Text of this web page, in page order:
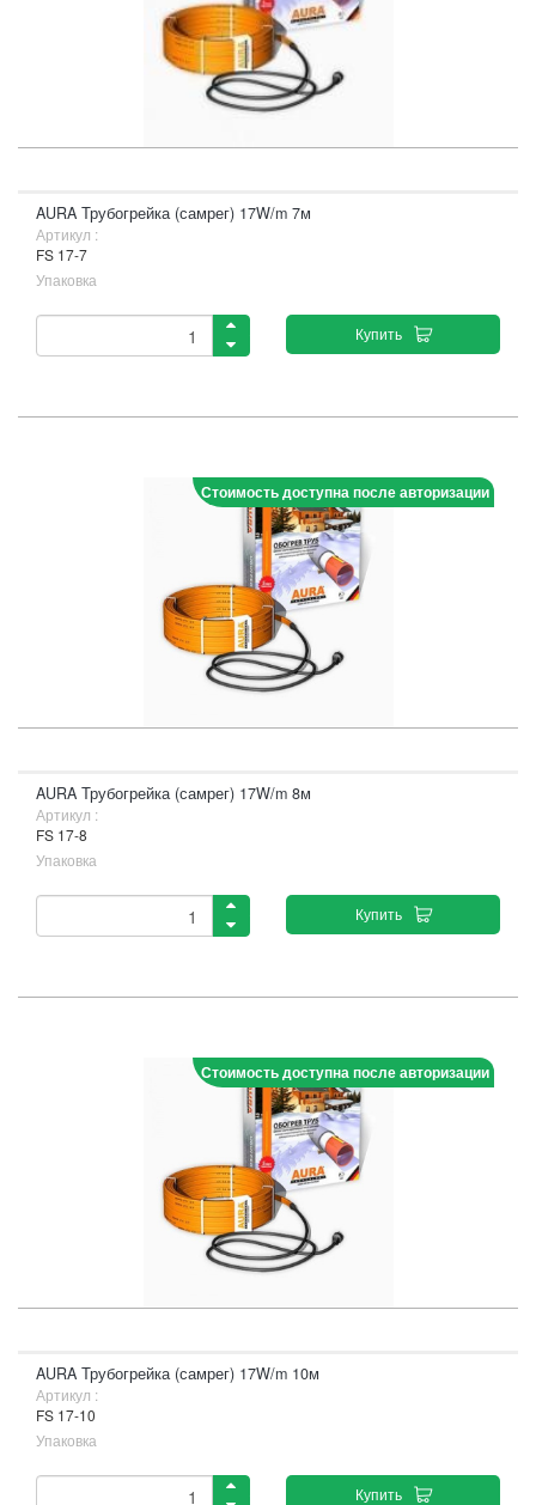
AURA Трубогрейка (самрег) 17W/m 7м
Артикул :
FS 17-7
Упаковка
Купить
Стоимость доступна после авторизации
AURA Трубогрейка (самрег) 17W/m 8м
Артикул :
FS 17-8
Упаковка
Купить
Стоимость доступна после авторизации
AURA Трубогрейка (самрег) 17W/m 10м
Артикул :
FS 17-10
Упаковка
Купить